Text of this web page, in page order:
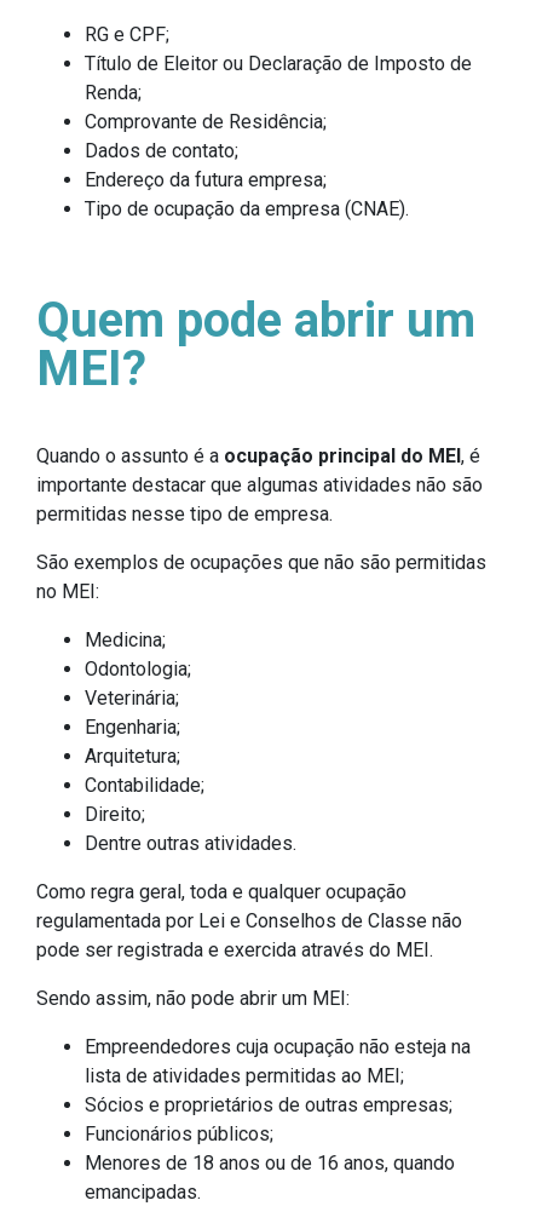
RG e CPF;
Título de Eleitor ou Declaração de Imposto de
Renda;
Comprovante de Residência;
Dados de contato;
Endereço da futura empresa;
Tipo de ocupação da empresa (CNAE).
Quem pode abrir um
MEI?
Quando o assunto é a ocupação principal do MEI, é
importante destacar que algumas atividades não são
permitidas nesse tipo de empresa.
São exemplos de ocupações que não são permitidas
no MEI:
Medicina;
Odontologia;
Veterinária;
Engenharia;
Arquitetura;
Contabilidade;
Direito;
Dentre outras atividades.
Como regra geral, toda e qualquer ocupação
regulamentada por Lei e Conselhos de Classe não
pode ser registrada e exercida através do MEI.
Sendo assim, não pode abrir um MEI:
Empreendedores cuja ocupação não esteja na
lista de atividades permitidas ao MEI;
Sócios e proprietários de outras empresas;
Funcionários públicos;
Menores de 18 anos ou de 16 anos, quando
emancipadas.